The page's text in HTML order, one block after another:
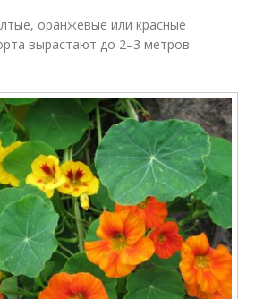
оранжевые или красные
вырастают до 2–3 метров